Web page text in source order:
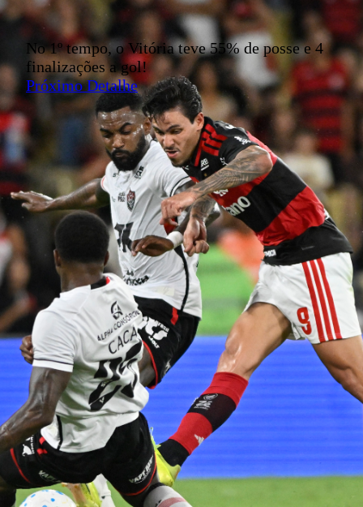
No 1º tempo, o Vitória teve 55% de posse e 4
finalizações a gol!
Próximo Detalhe